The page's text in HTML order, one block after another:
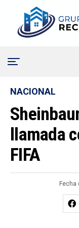
NACIONAL
llamada
FIFA
Fecha